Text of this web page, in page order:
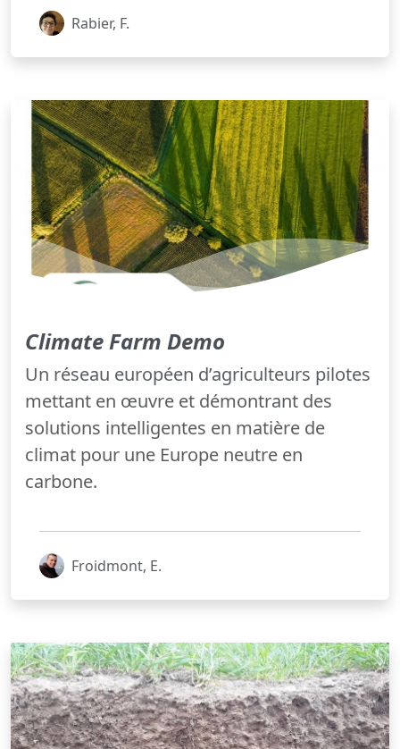
Rabier, F.
Climate Farm Demo
Un réseau européen d’agriculteurs pilotes
mettant en œuvre et démontrant des
solutions intelligentes en matière de
climat pour une Europe neutre en
carbone.
Froidmont, E.